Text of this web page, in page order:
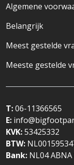
Algemene
Belangrijk
Meest gestelde
Meeste gestelde
T:06-11366565
E:
KVK:53425332
BTW:
Bank: NL04